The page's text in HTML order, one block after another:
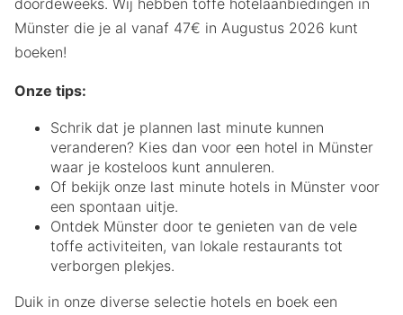
Münster die je al vanaf 47€ in Augustus 2026 kunt
boeken!
Onze tips:
Schrik dat je plannen last minute kunnen
veranderen? Kies dan voor een hotel in Münster
waar je kosteloos kunt annuleren.
Of bekijk onze last minute hotels in Münster voor
een spontaan uitje.
Ontdek Münster door te genieten van de vele
toffe activiteiten, van lokale restaurants tot
verborgen plekjes.
Duik in onze diverse selectie hotels en boek een